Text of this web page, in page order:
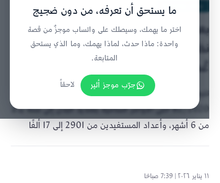
بيانات وإنفوغراف
بعد الأوامر السامية بشأنه: كيف تطوّر
نظام الأمان الوظيفي في سلطنة
عُمان؟
تتبع زمني لنظام الأمان الوظيفي منذ المرسوم السلطاني
82/2020 حتى الأوامر السامية بتمديد البدل إلى سنة بدلاً
من 6 أشهر، وأعداد المستفيدين من 2901 إلى 17 ألفًا
١١ يناير ٢٠٢٦ | 7:39 صباحًا
ما يستحق أن تعرفه، من دون ضجيج
اختر ما يهمك، وسيصلك على واتساب موجزٌ من قصة
واحدة: ماذا حدث، لماذا يهمك، وما الذي يستحق
المتابعة.
جرّب موجز أثير
لاحقاً